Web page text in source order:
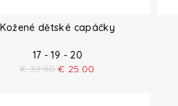
Kožené dětské capáčky
17 - 19 - 20
€ 39.90 € 25.00